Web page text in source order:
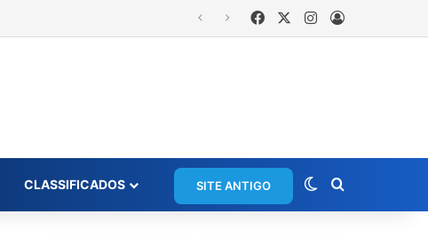
FacebookInstagram
CLASSIFICADOS SITE ANTIGO Switch skin